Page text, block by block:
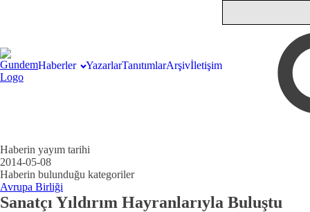
Haberler YazarlarTanıtımlarArşivİletişim
Haberin yayım tarihi
2014-05-08
Haberin bulunduğu kategoriler
Avrupa Birliği
Sanatçı Yıldırım Hayranlarıyla Buluştu